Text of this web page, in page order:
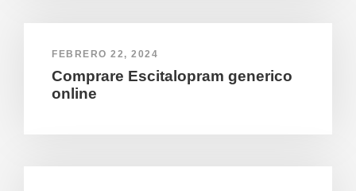
FEBRERO 22, 2024
Comprare Escitalopram generico
online